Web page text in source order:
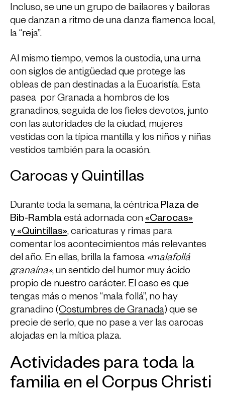
Incluso, se une un grupo de bailaores y bailoras
que danzan a ritmo de una danza flamenca local,
la “reja”.
Al mismo tiempo, vemos la custodia, una urna
con siglos de antigüedad que protege las
obleas de pan destinadas a la Eucaristía. Esta
pasea por Granada a hombros de los
granadinos, seguida de los fieles devotos, junto
con las autoridades de la ciudad, mujeres
vestidas con la típica mantilla y los niños y niñas
vestidos también para la ocasión.
Carocas y Quintillas
Durante toda la semana, la céntrica Plaza de
Bib-Ramblaestá adornada con«Carocas»
y«Quintillas», caricaturas y rimas para
comentar los acontecimientos más relevantes
del año. En ellas, brilla la famosa «malafollá
granaína», un sentido del humor muy ácido
propio de nuestro carácter. El caso es que
tengas más o menos “mala follá”, no hay
granadino (Costumbres de Granada) que se
precie de serlo, que no pase a ver las carocas
alojadas en la mítica plaza.
Actividades para toda la
familia en el Corpus Christi